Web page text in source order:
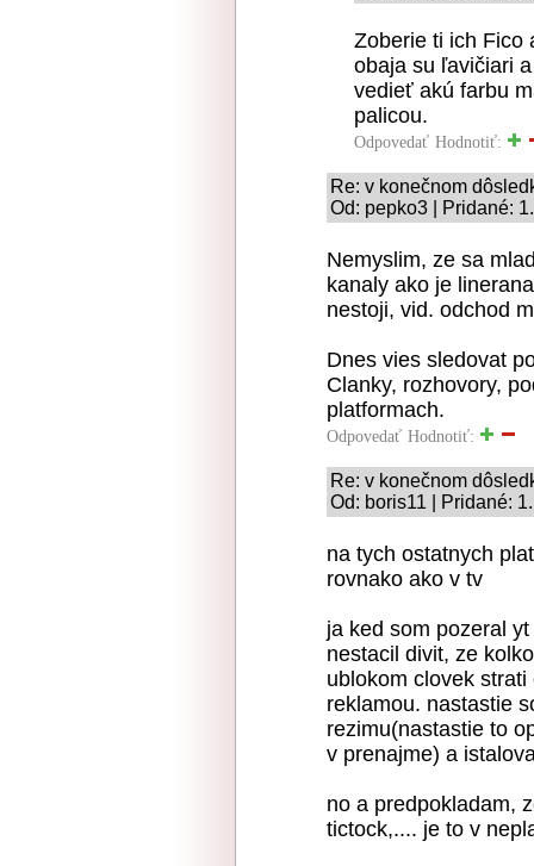
Zoberie ti ich Fico
obaja su ľavičiari
vedieť akú farbu
palicou.
Odpovedať Hodnotiť:
Re: v konečnom
Od: pepko3 | Pridané:
Nemyslim, ze sa
kanaly ako je
nestoji, vid. odchod
Dnes vies sledovat
Clanky, rozhovory,
platformach.
Odpovedať Hodnotiť:
Re: v konečnom
Od: boris11 | Pridané:
na tych ostatnych
rovnako ako v tv
ja ked som pozeral
nestacil divit, ze
ublokom clovek
reklamou. nastastie
rezimu(nastastie to
v prenajme) a
no a predpokladam,
tictock,.... je to v